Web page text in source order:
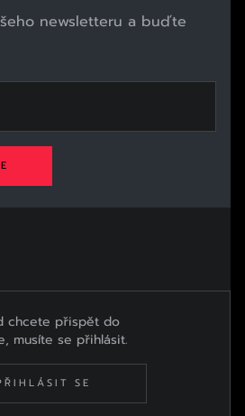
newsletteru a buďte
chcete přispět do
musíte se přihlásit.
SE